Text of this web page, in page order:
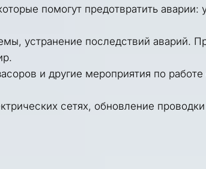
помогут предотвратить аварии:
устранение последствий аварий.
и другие мероприятия по работе
сетях, обновление